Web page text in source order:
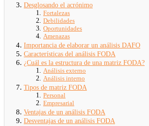
Desglosando el acrónimo
Fortalezas
Debilidades
Oportunidades
Amenazas
Importancia de elaborar un análisis DAFO
Características del análisis FODA
¿Cuál es la estructura de una matriz FODA?
Análisis externo
Análisis interno
Tipos de matriz FODA
Personal
Empresarial
Ventajas de un análisis FODA
Desventajas de un análisis FODA